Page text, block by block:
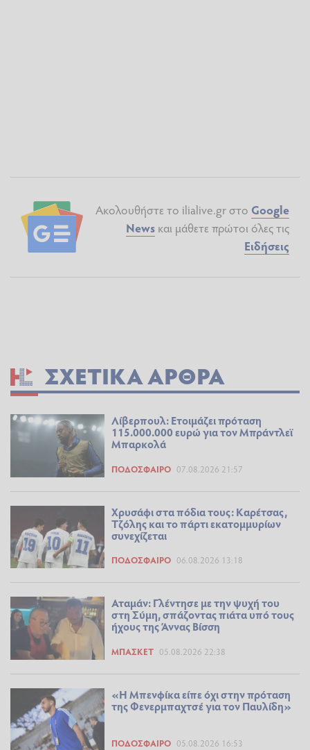
Ακολουθήστε το ilialive.gr στο Google
News και μάθετε πρώτοι όλες τις
Ειδήσεις
ΣΧΕΤΙΚΆ ΆΡΘΡΑ
Λίβερπουλ: Ετοιμάζει πρόταση
115.000.000 ευρώ για τον Μπράντλεϊ
Μπαρκολά
ΠΟΔΌΣΦΑΙΡΟ 07.08.2026 21:57
Χρυσάφι στα πόδια τους: Καρέτσας,
Τζόλης και το πάρτι εκατομμυρίων
συνεχίζεται
ΠΟΔΌΣΦΑΙΡΟ 06.08.2026 13:18
Αταμάν: Γλέντησε με την ψυχή του
στη Σύμη, σπάζοντας πιάτα υπό τους
ήχους της Άννας Βίσση
ΜΠΆΣΚΕΤ 05.08.2026 22:38
«Η Μπενφίκα είπε όχι στην πρόταση
της Φενερμπαχτσέ για τον Παυλίδη»
ΠΟΔΌΣΦΑΙΡΟ 05.08.2026 16:53